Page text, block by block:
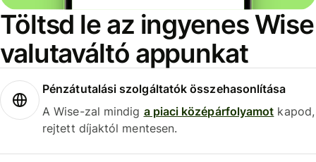
Töltsd le az ingyenes Wise
valutaváltó appunkat
Pénzátutalási szolgáltatók összehasonlítása
A Wise-zal mindig a piaci középárfolyamot kapod,
rejtett díjaktól mentesen.